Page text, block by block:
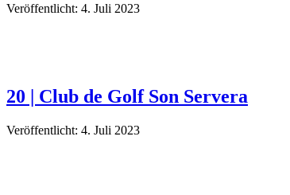
Veröffentlicht: 4. Juli 2023
20 | Club de Golf Son Servera
Veröffentlicht: 4. Juli 2023